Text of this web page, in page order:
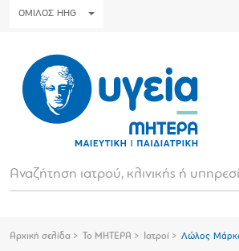
ΟΜΙΛΟΣ HHG
Αρχική σελίδα Το ΜΗΤΕΡΑ Ιατροί Λώλος